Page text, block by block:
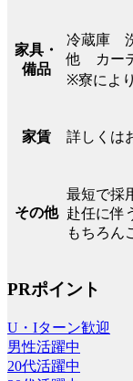
家具・
備品
冷蔵庫
他 カー
※寮によ
家賃 詳しくは
その他
最短で採
赴任に伴
もちろん
PRポイント
U・Iターン歓迎
男性活躍中
20代活躍中